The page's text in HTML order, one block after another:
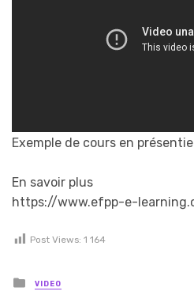
Exemple de cours en
En savoir plus
https://www.efpp-e-
Post Views: 1 164
Posted in
VIDEO